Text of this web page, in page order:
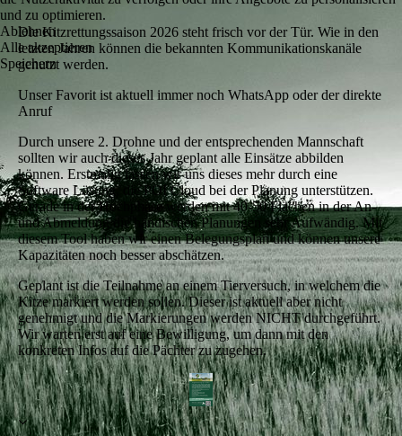
Die Kitzrettungssaison 2026 steht frisch vor der Tür. Wie in den
letzten Jahren können die bekannten Kommunikationskanäle
genutzt werden.
Unser Favorit ist aktuell immer noch WhatsApp oder der direkte
Anruf
Durch unsere 2. Drohne und der entsprechenden Mannschaft
sollten wir auch dieses Jahr geplant alle Einsätze abbilden
können. Erstmalig lassen wir uns dieses mehr durch eine
Software Lösung, die POI Cloud bei der Planung unterstützen.
Gerade in der Hochphase werden mit 40-50 Flächen in der An-
und Abmeldung die händischen Planungen sehr Aufwändig. Mit
diesem Tool haben wir einen Belegungsplan und können unsere
Kapazitäten noch besser abschätzen.
Geplant ist die Teilnahme an einem Tierversuch, in welchem die
Kitze markiert werden sollen. Dieser ist aktuell aber nicht
genehmigt und die Markierungen werden NICHT durchgeführt.
Wir warten erst auf eine Bewilligung, um dann mit den
konkreten Infos auf die Pächter zu zugehen.
und zu optimieren.
Ablehnen
Alle akzeptieren
Speichern